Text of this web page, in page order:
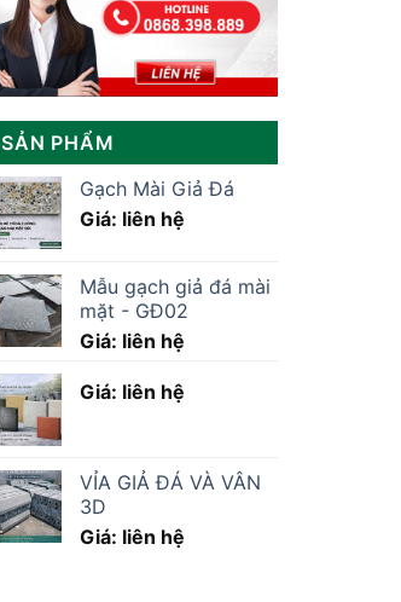
SẢN PHẨM
Gạch Mài Giả Đá
Giá: liên hệ
Mẫu gạch giả đá mài
mặt - GĐ02
Giá: liên hệ
Giá: liên hệ
VỈA GIẢ ĐÁ VÀ VÂN
3D
Giá: liên hệ